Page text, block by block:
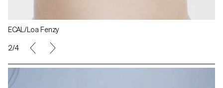
ECAL/Loa Fenzy
2/4